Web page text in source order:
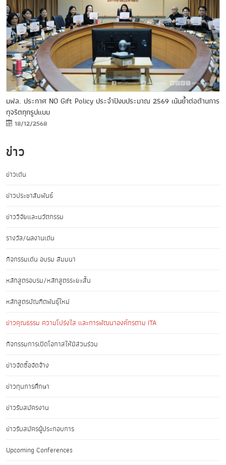
มฟล. ประกาศ NO Gift Policy ประจำปีงบประมาณ 2569 เน้นย้ำต่อต้านการ
ทุจริตทุกรูปแบบ
18/12/2568
ข่าว
ข่าวเด่น
ข่าวประชาสัมพันธ์
ข่าววิจัยและนวัตกรรม
รางวัล/ผลงานเด่น
กิจกรรมเด่น อบรม สัมมนา
หลักสูตรอบรม/หลักสูตรระยะสั้น
หลักสูตรบัณฑิตพันธุ์ใหม่
ข่าวคุณธรรม ความโปร่งใส และการพัฒนาองค์กรตาม ITA
กิจกรรมการเปิดโอกาสให้มีส่วนร่วม
ข่าวจัดซื้อจัดจ้าง
ข่าวทุนการศึกษา
ข่าวรับสมัครงาน
ข่าวรับสมัครผู้ประกอบการ
Upcoming Conferences